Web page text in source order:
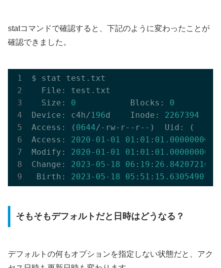
statコマンドで確認すると、下記のように変わったことが
確認できました。
$ stat test.txt
  File: test.txt
  Size:
0
           Blocks:
0
Device: c4h/196d    Inode: 2267394
Access: ( 0644/-rw-r--r--)  Uid: (
Access: 2020-01-01 01 : 01 : 01.000000000
Modify: 2020-01-01 01 : 01 : 01.000000000
Change: 2023-05-18 06 : 19 : 26.842072165
Birth: 2023-05-18 05 : 51 : 15.630549071
そもそもデフォルトだと日時はどうなる？
デフォルトの何もオプションを指定しない状態だと、アク